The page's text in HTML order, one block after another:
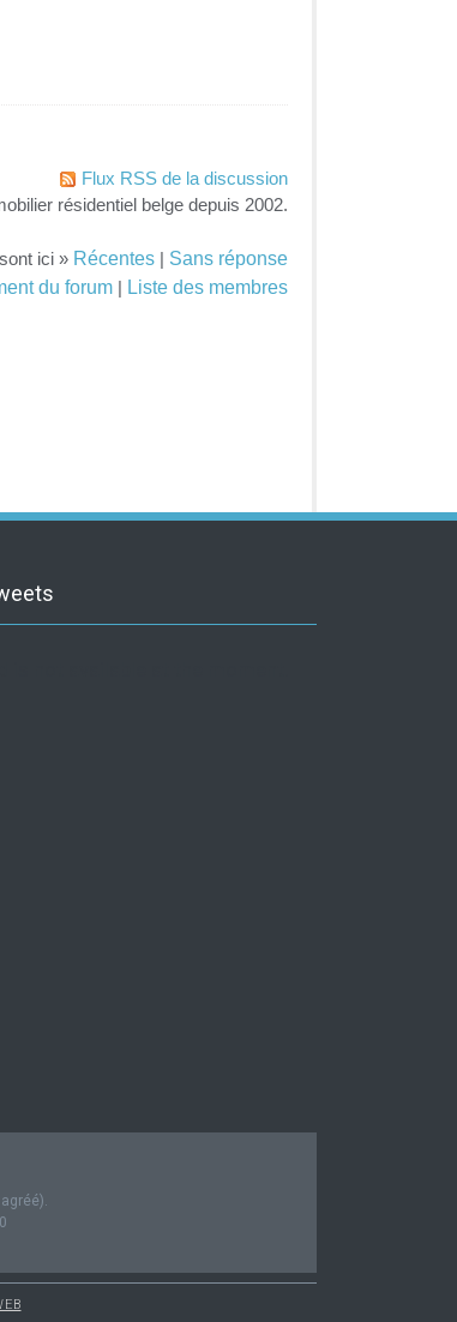
Flux RSS de la discussion
résidentiel belge depuis 2002.
ici » Récentes | Sans réponse
du forum | Liste des membres